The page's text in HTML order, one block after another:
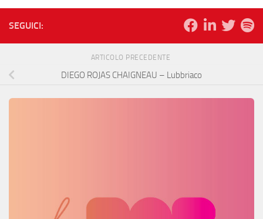
SEGUICI:
ARTICOLO PRECEDENTE
DIEGO ROJAS CHAIGNEAU – Lubbriaco